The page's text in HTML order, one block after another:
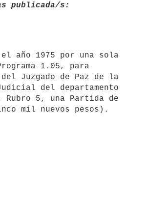
publicada/s:
el año 1975 por una sola
1.05, para
Juzgado de Paz de la
del departamento
Rubro 5, una Partida de